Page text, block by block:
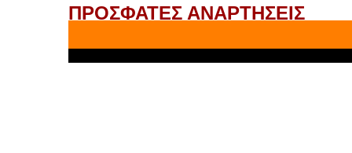
ΠΡΟΣΦΑΤΕΣ ΑΝΑΡΤΗΣΕΙΣ